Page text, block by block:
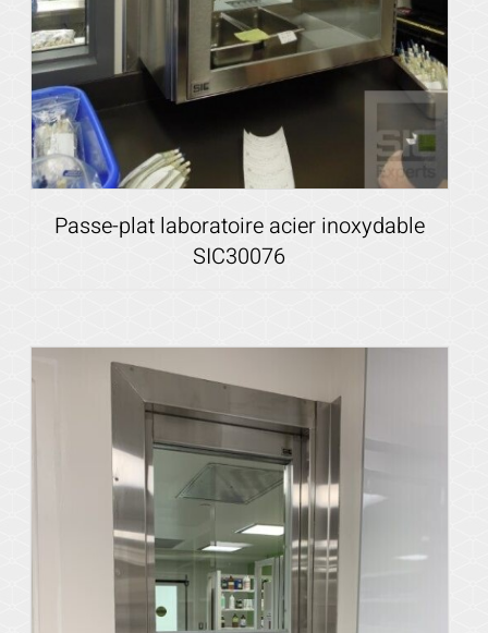
Voir les détails
Passe-plat laboratoire acier inoxydable
SIC30076